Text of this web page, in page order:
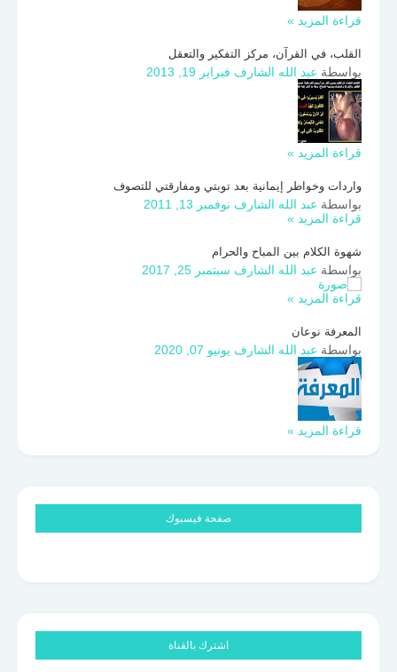
قراءة المزيد »
القلب، في القرآن، مركز التفكير والتعقل
بواسطة عبد الله الشارف فبراير 19, 2013
قراءة المزيد »
واردات وخواطر إيمانية بعد توبتي ومفارقتي للتصوف
بواسطة عبد الله الشارف نوفمبر 13, 2011
قراءة المزيد »
شهوة الكلام بين المباح والحرام
بواسطة عبد الله الشارف سبتمبر 25, 2017
قراءة المزيد »
المعرفة نوعان
بواسطة عبد الله الشارف يونيو 07, 2020
قراءة المزيد »
صفحة فيسبوك
اشترك بالقناة